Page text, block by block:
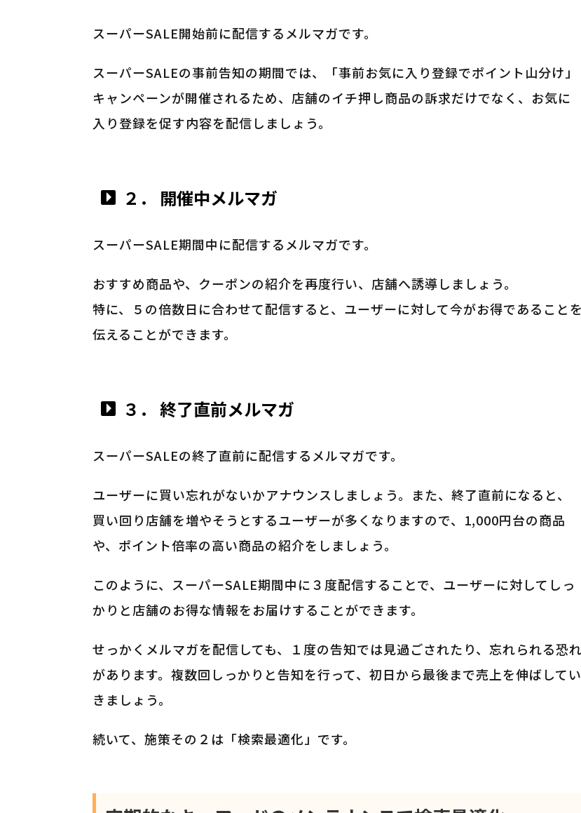
スーパーSALE開始前に配信するメルマガです。
スーパーSALEの事前告知の期間では、「事前お気に入り登録でポイント山分け」
キャンペーンが開催されるため、店舗のイチ押し商品の訴求だけでなく、お気に
入り登録を促す内容を配信しましょう。
２． 開催中メルマガ
スーパーSALE期間中に配信するメルマガです。
おすすめ商品や、クーポンの紹介を再度行い、店舗へ誘導しましょう。
特に、５の倍数日に合わせて配信すると、ユーザーに対して今がお得であることを
伝えることができます。
３． 終了直前メルマガ
スーパーSALEの終了直前に配信するメルマガです。
ユーザーに買い忘れがないかアナウンスしましょう。また、終了直前になると、
買い回り店舗を増やそうとするユーザーが多くなりますので、1,000円台の商品
や、ポイント倍率の高い商品の紹介をしましょう。
このように、スーパーSALE期間中に３度配信することで、ユーザーに対してしっ
かりと店舗のお得な情報をお届けすることができます。
せっかくメルマガを配信しても、１度の告知では見過ごされたり、忘れられる恐れ
があります。複数回しっかりと告知を行って、初日から最後まで売上を伸ばしてい
きましょう。
続いて、施策その２は「検索最適化」です。